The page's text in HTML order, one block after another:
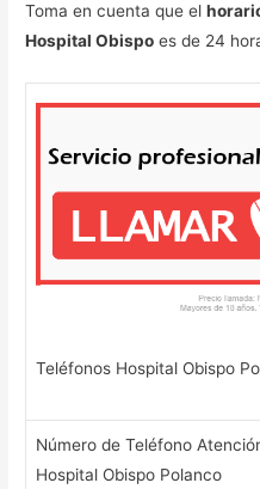
Toma en cuenta que el
Hospital Obispo es de 24
Teléfonos Hospital Obispo
Número de Teléfono
Hospital Obispo Polanco